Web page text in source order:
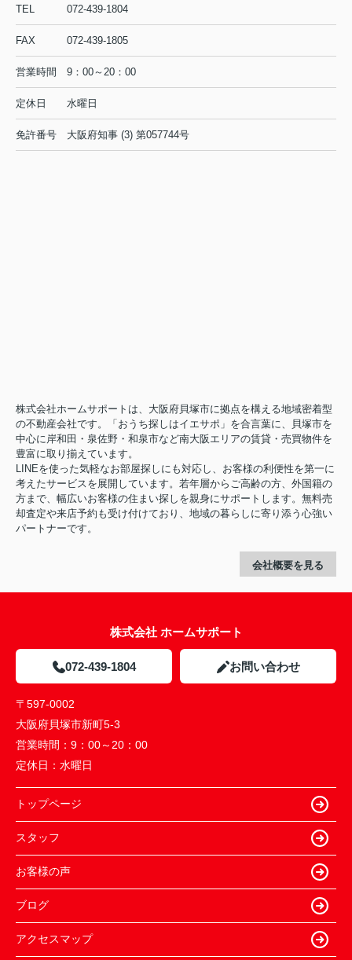
TEL 072-439-1804
FAX 072-439-1805
営業時間 9：00～20：00
定休日 水曜日
免許番号 大阪府知事 (3) 第057744号
株式会社ホームサポートは、大阪府貝塚市に拠点を構える地域密着型
の不動産会社です。「おうち探しはイエサポ」を合言葉に、貝塚市を
中心に岸和田・泉佐野・和泉市など南大阪エリアの賃貸・売買物件を
豊富に取り揃えています。
LINEを使った気軽なお部屋探しにも対応し、お客様の利便性を第一に
考えたサービスを展開しています。若年層からご高齢の方、外国籍の
方まで、幅広いお客様の住まい探しを親身にサポートします。無料売
却査定や来店予約も受け付けており、地域の暮らしに寄り添う心強い
パートナーです。
会社概要を見る
株式会社 ホームサポート
072-439-1804 お問い合わせ
〒597-0002
大阪府貝塚市新町5-3
営業時間： 9：00～20：00
定休日： 水曜日
トップページ
スタッフ
お客様の声
ブログ
アクセスマップ